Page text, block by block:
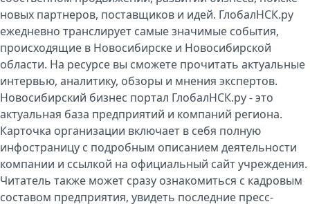
новых партнеров, поставщиков и идей. ГлобалНСК.ру
ежедневно транслирует самые значимые события,
происходящие в Новосибирске и Новосибирской
области. На ресурсе вы сможете прочитать актуальные
интервью, аналитику, обзоры и мнения экспертов.
Новосибирский бизнес портал ГлобалНСК.ру - это
актуальная база предприятий и компаний региона.
Карточка организации включает в себя полную
инфостраницу с подробным описанием деятельности
компании и ссылкой на официальный сайт учреждения.
Читатель также может сразу ознакомиться с кадровым
составом предприятия, увидеть последние пресс-